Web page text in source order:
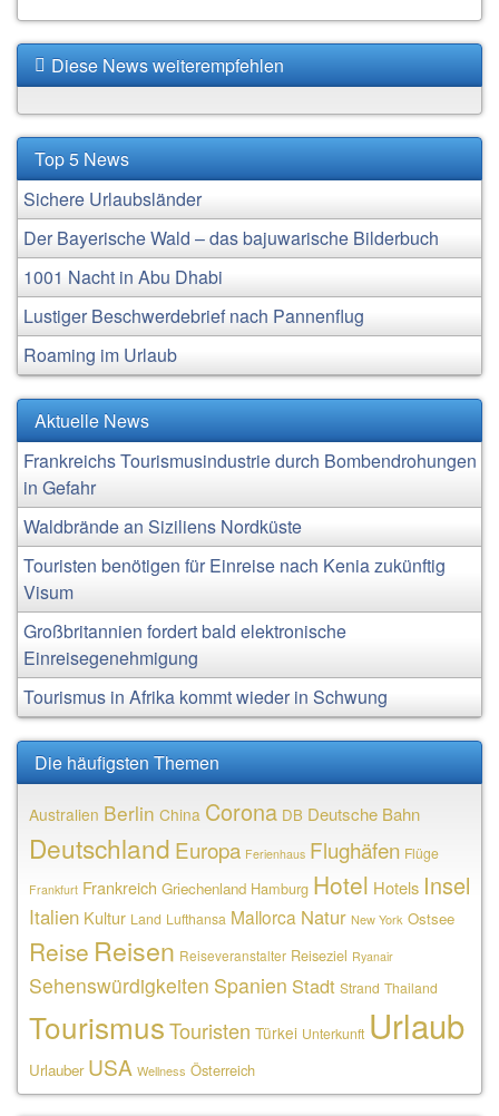
Diese News weiterempfehlen
Top 5 News
Sichere Urlaubsländer
Der Bayerische Wald – das bajuwarische Bilderbuch
1001 Nacht in Abu Dhabi
Lustiger Beschwerdebrief nach Pannenflug
Roaming im Urlaub
Aktuelle News
Frankreichs Tourismusindustrie durch Bombendrohungen
in Gefahr
Waldbrände an Siziliens Nordküste
Touristen benötigen für Einreise nach Kenia zukünftig
Visum
Großbritannien fordert bald elektronische
Einreisegenehmigung
Tourismus in Afrika kommt wieder in Schwung
Die häufigsten Themen
Australien Berlin China Corona DB Deutsche Bahn
Deutschland Europa Ferienhaus Flughäfen Flüge
Frankfurt Frankreich Griechenland Hamburg Hotel Hotels Insel
Italien Kultur Land Lufthansa Mallorca Natur New York Ostsee
Reise Reisen Reiseveranstalter Reiseziel Ryanair
Sehenswürdigkeiten Spanien Stadt Strand Thailand
TourismusTouristen Türkei Unterkunft Urlaub
Urlauber USA Wellness Österreich